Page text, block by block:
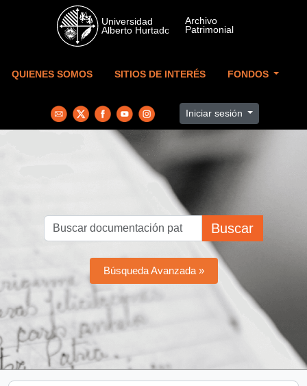
Skip to main content
QUIENES SOMOS SITIOS DE INTERÉS FONDOS
Iniciar sesión
Buscar
Búsqueda Avanzada »